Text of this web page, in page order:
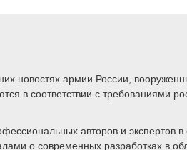
новостях армии России,
в соответствии с требованиями
авторов и экспертов
о современных разработках в